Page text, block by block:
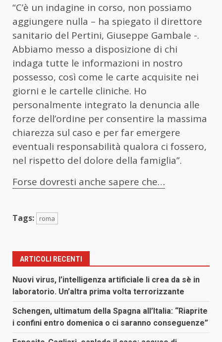
“C’è un indagine in corso, non possiamo
aggiungere nulla – ha spiegato il direttore
sanitario del Pertini, Giuseppe Gambale -.
Abbiamo messo a disposizione di chi
indaga tutte le informazioni in nostro
possesso, così come le carte acquisite nei
giorni e le cartelle cliniche. Ho
personalmente integrato la denuncia alle
forze dell’ordine per consentire la massima
chiarezza sul caso e per far emergere
eventuali responsabilità qualora ci fossero,
nel rispetto del dolore della famiglia”.
Forse dovresti anche sapere che…
Tags: roma
ARTICOLI RECENTI
Nuovi virus, l’intelligenza artificiale li crea da sè in
laboratorio. Un’altra prima volta terrorizzante
Schengen, ultimatum della Spagna all’Italia: “Riaprite
i confini entro domenica o ci saranno conseguenze”